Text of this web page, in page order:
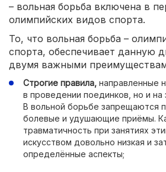
– вольная борьба включена в
олимпийских видов спорта.
То, что вольная борьба –
спорта, обеспечивает данную
двумя важными
Строгие правила, направленные
в проведении поединков, но и
В вольной борьбе запрещаются
болевые и удушающие приёмы.
травматичность при занятиях
искусством довольно низкая и
определённые аспекты;